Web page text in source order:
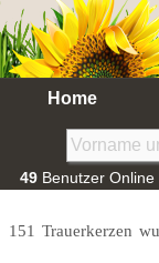
Home
49 Benutzer Online
151 Trauerkerzen